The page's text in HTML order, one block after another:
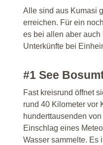
Alle sind aus Kumasi
erreichen. Für ein
es bei allen aber
Unterkünfte bei
#1 See
Fast kreisrund öffnet
rund 40 Kilometer vor
hunderttausenden
Einschlag eines
Wasser sammelte. Es